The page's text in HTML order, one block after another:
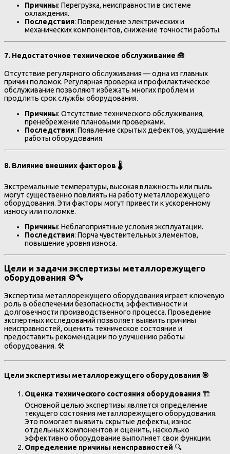
Причины: Перегрузка, неисправности в системе
охлаждения.
Последствия: Повреждение электрических и
механических компонентов, снижение точности работы.
7. Недостаточное техническое обслуживание 🧰
Отсутствие регулярного обслуживания — одна из главных
причин поломок. Регулярная проверка и профилактическое
обслуживание позволяют избежать многих проблем и
продлить срок службы оборудования.
Причины: Отсутствие технического обслуживания,
пренебрежение плановыми проверками.
Последствия: Появление скрытых дефектов, ухудшение
работы оборудования.
8. Влияние внешних факторов 🌡️
Экстремальные температуры, высокая влажность или пыль
могут существенно повлиять на работу металлорежущего
оборудования. Эти факторы могут привести к ускоренному
износу или поломке.
Причины: Неблагоприятные условия эксплуатации.
Последствия: Порча чувствительных элементов,
повышение уровня износа.
Цели и задачи экспертизы металлорежущего
оборудования ⚙️🔧
Экспертиза металлорежущего оборудования играет ключевую
роль в обеспечении безопасности, эффективности и
долговечности производственного процесса. Проведение
экспертных исследований позволяет выявить причины
неисправностей, оценить техническое состояние и
предоставить рекомендации по улучшению работы
оборудования. 🛠️
Цели экспертизы металлорежущего оборудования 🎯
Оценка технического состояния оборудования 🏗️
Основной целью экспертизы является определение
текущего состояния металлорежущего оборудования.
Это помогает выявить скрытые дефекты, износ
отдельных компонентов и оценить, насколько
эффективно оборудование выполняет свои функции.
Определение причины неисправностей 🔍